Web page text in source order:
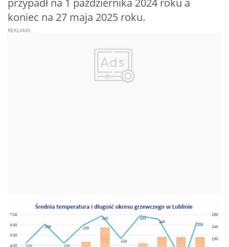
przypadł na 1 października 2024 roku a
koniec na 27 maja 2025 roku.